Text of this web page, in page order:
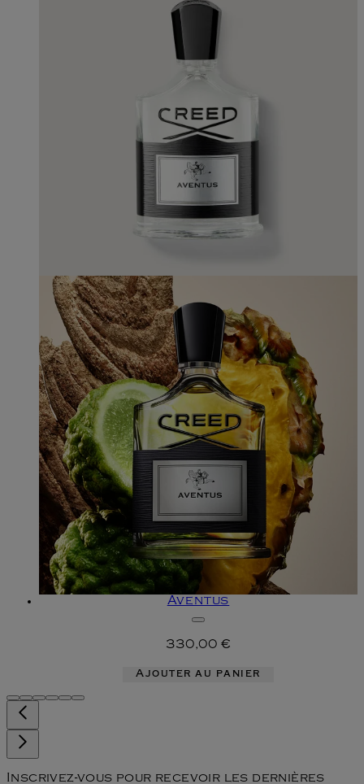
Aventus
330,00 €
Ajouter au panier
Inscrivez-vous pour recevoir les dernières